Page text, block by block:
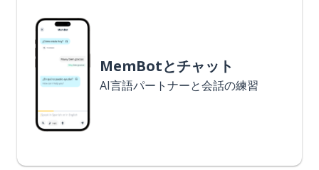
MemBotとチャット
AI言語パートナーと会話の練習